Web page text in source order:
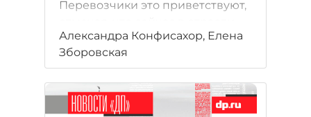
Перевозчики это приветствуют,
нет порядка.
Александра Конфисахор, Елена
Зборовская